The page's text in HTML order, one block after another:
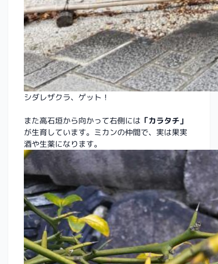
シダレザクラ、ゲット！
また高石垣から向かって右側には 「カラタチ」
が生育しています。ミカンの仲間で、実は果実
酒や生薬になります。